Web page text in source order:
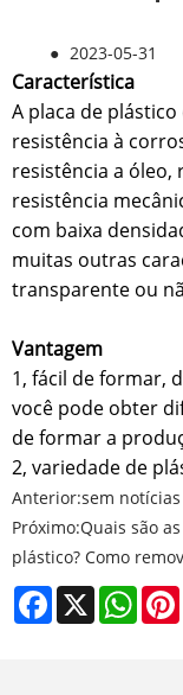
● 2023-05-31
Característica
A placa de
resistência à
resistência a óleo,
resistência
com baixa
muitas outras
transparente ou
Vantagem
1, fácil de formar,
você pode obter
de formar a
2, variedade de
Anterior:sem notícias
Próximo:Quais são
plástico? Como
Facebook
X